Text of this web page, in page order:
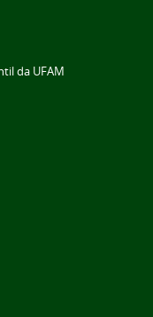
da UFAM